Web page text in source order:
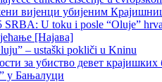
вијенци убијеним
U toku i posle “Oluje”
[Најава]
– ustaški pokliči u Kninu
за убиство девет
у Бањалуци